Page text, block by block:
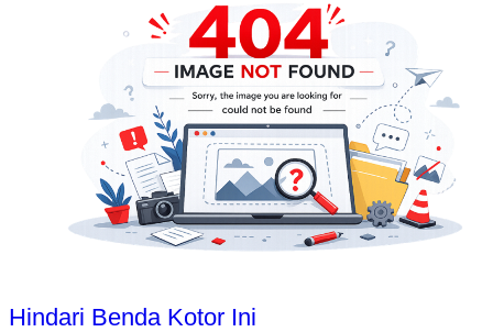
Hindari Benda Kotor Ini